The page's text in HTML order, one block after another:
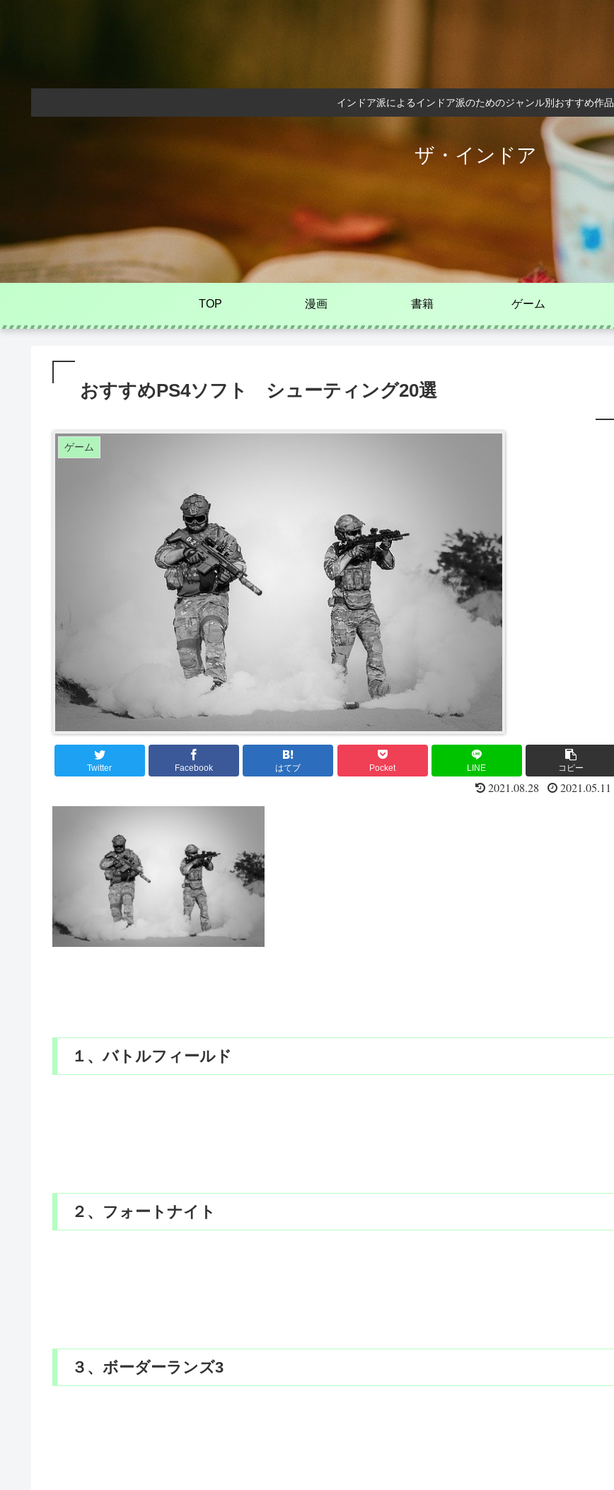
インドア派によるインドア派のためのジャンル別おすすめ作品
ザ・インドア
TOP 漫画 書籍 ゲーム
おすすめPS4ソフト シューティング20選
ゲーム
Twitter Facebook はてブ Pocket LINE コピー
2021.08.28 2021.05.11
１、バトルフィールド
２、フォートナイト
３、ボーダーランズ3